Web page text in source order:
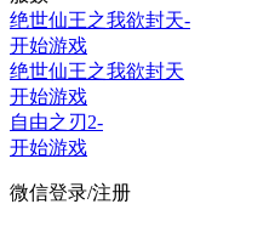
绝世仙王之我欲封天-
开始游戏
绝世仙王之我欲封天
开始游戏
自由之刃2-
开始游戏
微信登录/注册